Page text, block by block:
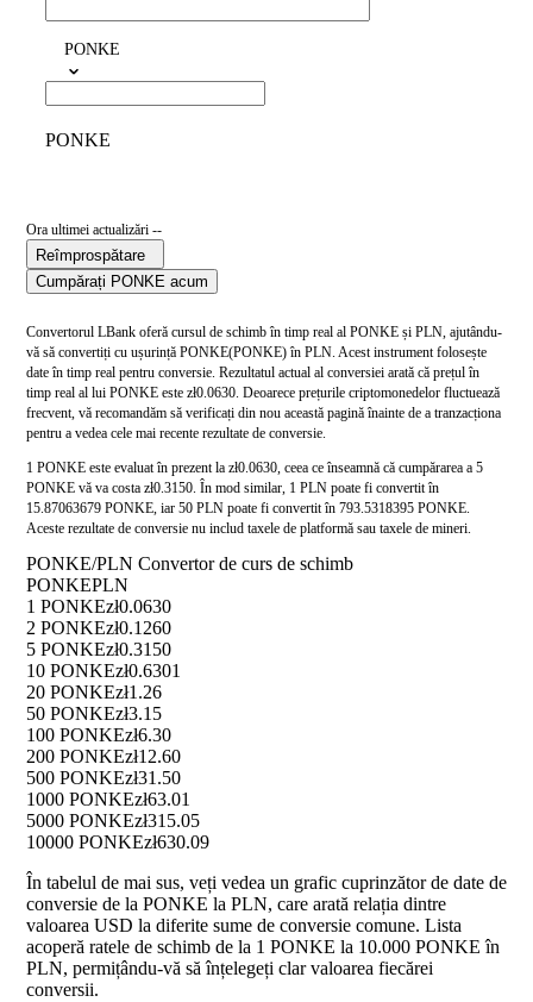
PONKE
PONKE
Ora ultimei actualizări --
Reîmprospătare
Cumpărați PONKE acum
Convertorul LBank oferă cursul de schimb în timp real al PONKE și PLN, ajutându-
vă să convertiți cu ușurință PONKE(PONKE) în PLN. Acest instrument folosește
date în timp real pentru conversie. Rezultatul actual al conversiei arată că prețul în
timp real al lui PONKE este zł0.0630. Deoarece prețurile criptomonedelor fluctuează
frecvent, vă recomandăm să verificați din nou această pagină înainte de a tranzacționa
pentru a vedea cele mai recente rezultate de conversie.
1 PONKE este evaluat în prezent la zł0.0630, ceea ce înseamnă că cumpărarea a 5
PONKE vă va costa zł0.3150. În mod similar, 1 PLN poate fi convertit în
15.87063679 PONKE, iar 50 PLN poate fi convertit în 793.5318395 PONKE.
Aceste rezultate de conversie nu includ taxele de platformă sau taxele de mineri.
PONKE/PLN Convertor de curs de schimb
PONKEPLN
1 PONKEzł0.0630
2 PONKEzł0.1260
5 PONKEzł0.3150
10 PONKEzł0.6301
20 PONKEzł1.26
50 PONKEzł3.15
100 PONKEzł6.30
200 PONKEzł12.60
500 PONKEzł31.50
1000 PONKEzł63.01
5000 PONKEzł315.05
10000 PONKEzł630.09
În tabelul de mai sus, veți vedea un grafic cuprinzător de date de
conversie de la PONKE la PLN, care arată relația dintre
valoarea USD la diferite sume de conversie comune. Lista
acoperă ratele de schimb de la 1 PONKE la 10.000 PONKE în
PLN, permițându-vă să înțelegeți clar valoarea fiecărei
conversii.